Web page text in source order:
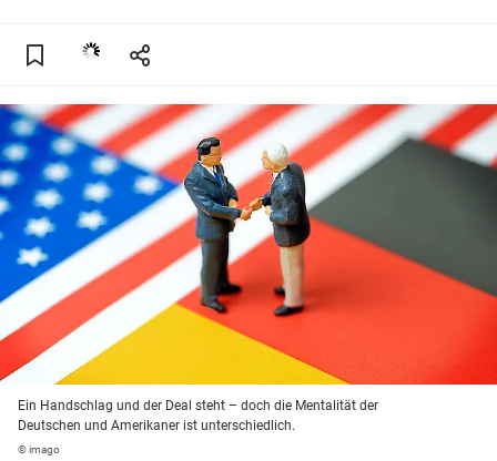
Ein Handschlag und der Deal steht – doch die Mentalität der
Deutschen und Amerikaner ist unterschiedlich.
© imago